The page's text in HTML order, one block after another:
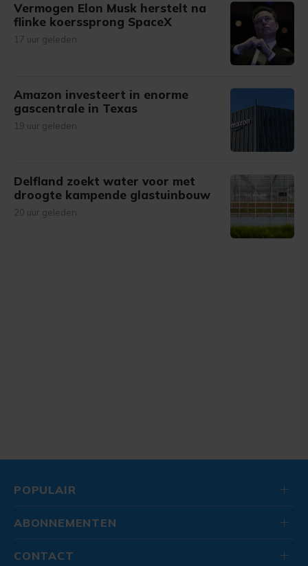
Vermogen Elon Musk herstelt na
flinke koerssprong SpaceX
17 uur geleden
Amazon investeert in enorme
gascentrale in Texas
19 uur geleden
Delfland zoekt water voor met
droogte kampende glastuinbouw
20 uur geleden
POPULAIR
ABONNEMENTEN
CONTACT